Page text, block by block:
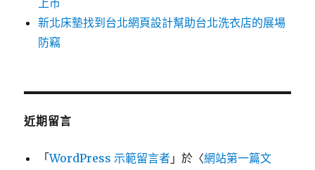
上市
新北床墊找到台北網頁設計幫助台北洗衣店的展場
防竊
近期留言
「WordPress 示範留言者 」於〈網站第一篇文